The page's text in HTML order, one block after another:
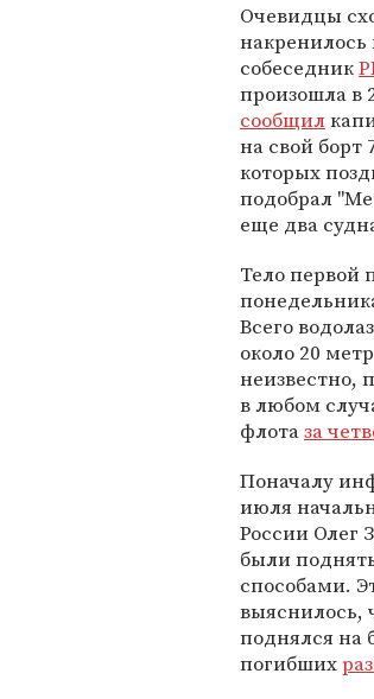
Очевидцы
собеседник
произошла в
сообщил
на свой борт
которых
подобрал
еще два
Тело первой
Всего
около 20
неизвестно,
в любом
флотаза
Поначалу
июля
России Олег
были
способами.
выяснилось,
поднялся на
погибших